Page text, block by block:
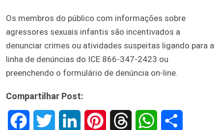
Os membros do público com informações sobre
agressores sexuais infantis são incentivados a
denunciar crimes ou atividades suspeitas ligando para a
linha de denúncias do ICE 866-347-2423 ou
preenchendo o formulário de denúncia on-line.
Compartilhar Post: